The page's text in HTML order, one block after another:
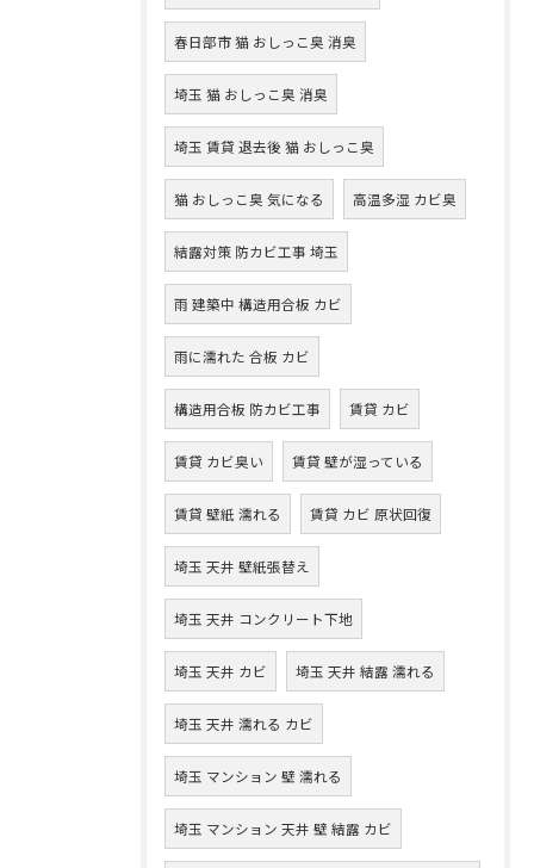
春日部市 猫 おしっこ臭 消臭
埼玉 猫 おしっこ臭 消臭
埼玉 賃貸 退去後 猫 おしっこ臭
猫 おしっこ臭 気になる 高温多湿 カビ臭
結露対策 防カビ工事 埼玉
雨 建築中 構造用合板 カビ
雨に濡れた 合板 カビ
構造用合板 防カビ工事 賃貸 カビ
賃貸 カビ臭い 賃貸 壁が湿っている
賃貸 壁紙 濡れる 賃貸 カビ 原状回復
埼玉 天井 壁紙張替え
埼玉 天井 コンクリート下地
埼玉 天井 カビ 埼玉 天井 結露 濡れる
埼玉 天井 濡れる カビ
埼玉 マンション 壁 濡れる
埼玉 マンション 天井 壁 結露 カビ